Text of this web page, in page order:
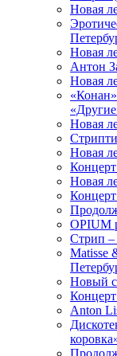
Новая
Новая
Антон
Новая
Новая
Новая
Новая
OPIUM
Стрип –
Matissе
Новый
Anton